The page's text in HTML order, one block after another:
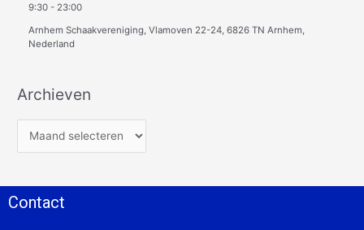
9:30 - 23:00
Arnhem Schaakvereniging, Vlamoven 22-24, 6826 TN Arnhem,
Nederland
Archieven
Contact